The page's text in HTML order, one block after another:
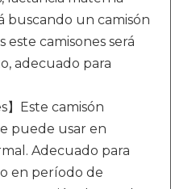
buscando un camisón
camisones será
adecuado para
】Este camisón
puede usar en
Adecuado para
en período de